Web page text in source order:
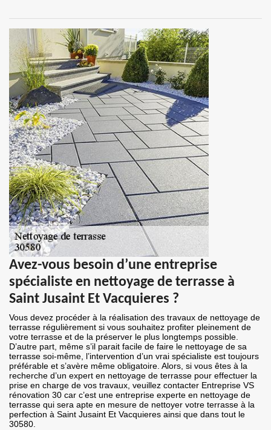
Avez-vous besoin d’une entreprise
spécialiste en nettoyage de terrasse à
Saint Jusaint Et Vacquieres ?
Vous devez procéder à la réalisation des travaux de nettoyage de
terrasse régulièrement si vous souhaitez profiter pleinement de
votre terrasse et de la préserver le plus longtemps possible.
D’autre part, même s’il parait facile de faire le nettoyage de sa
terrasse soi-même, l’intervention d’un vrai spécialiste est toujours
préférable et s’avère même obligatoire. Alors, si vous êtes à la
recherche d’un expert en nettoyage de terrasse pour effectuer la
prise en charge de vos travaux, veuillez contacter Entreprise VS
rénovation 30 car c’est une entreprise experte en nettoyage de
terrasse qui sera apte en mesure de nettoyer votre terrasse à la
perfection à Saint Jusaint Et Vacquieres ainsi que dans tout le
30580.